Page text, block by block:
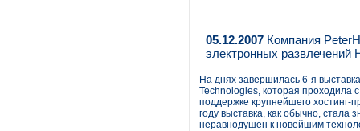
05.12.2007 Компания
электронных развлечений
На днях завершилась 6-я
Technologies, которая
поддержке крупнейшего хостинг-
году выставка, как обычно,
неравнодушен к новейшим